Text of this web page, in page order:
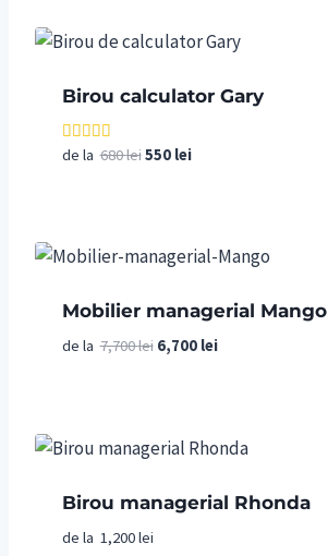
Birou calculator Gary
Evaluat la
de la680leiPrețul
680 lei.
550 leiPrețul
Mobilier managerial Mango
de la7,700lei Prețul
7,700 lei.
6,700 leiPrețul
Birou managerial Rhonda
de la 1,200lei